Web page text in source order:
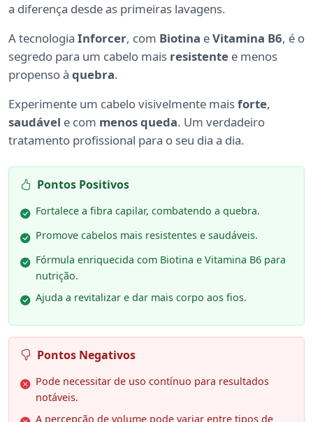
a diferença desde as primeiras lavagens.
A tecnologia Inforcer, com Biotina eVitamina B6, é o
segredo para um cabelo mais resistente e menos
propenso à quebra.
Experimente um cabelo visivelmente maisforte,
saudável e com menos queda. Um verdadeiro
tratamento profissional para o seu dia a dia.
Pontos Positivos
Fortalece a fibra capilar, combatendo a quebra.
Promove cabelos mais resistentes e saudáveis.
Fórmula enriquecida com Biotina e Vitamina B6 para
nutrição.
Ajuda a revitalizar e dar mais corpo aos fios.
Pontos Negativos
Pode necessitar de uso contínuo para resultados
notáveis.
A percepção de volume pode variar entre tipos de